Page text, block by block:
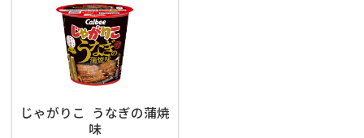
じゃがりこ うなぎの蒲焼
味